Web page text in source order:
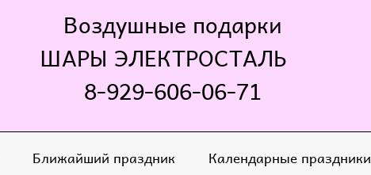
Воздушные подарки
ШАРЫ ЭЛЕКТРОСТАЛЬ
8-929-606-06-71
Ближайший праздник Календарные праздники